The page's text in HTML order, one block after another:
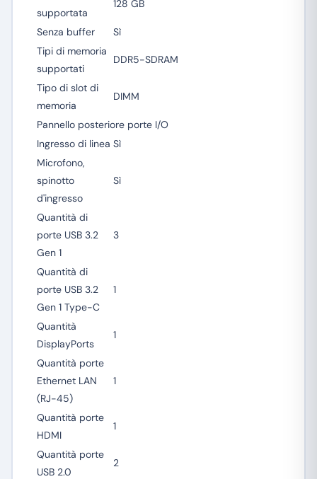
supportata
128 GB
Senza buffer
Sì
Tipi di memoria
supportati
DDR5-SDRAM
Tipo di slot di
memoria
DIMM
Pannello posteriore porte I/O
Ingresso di linea Sì
Microfono,
spinotto
d'ingresso
Sì
Quantità di
porte USB 3.2
Gen 1
3
Quantità di
porte USB 3.2
Gen 1 Type-C
1
Quantità
DisplayPorts
1
Quantità porte
Ethernet LAN
(RJ-45)
1
Quantità porte
HDMI
1
Quantità porte
USB 2.0
2